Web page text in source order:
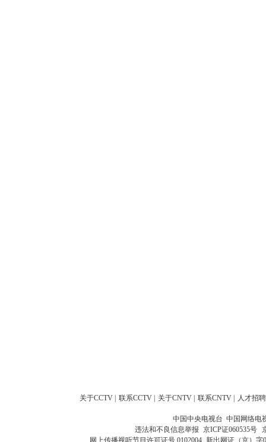
关于CCTV 联系CCTV 关于CNTV 联系CNTV 人才招聘
中国中央电视台 中国网络电
违法和不良信息举报 京ICP证060535号
网上传播视听节目许可证号 0102004 新出网证（京）